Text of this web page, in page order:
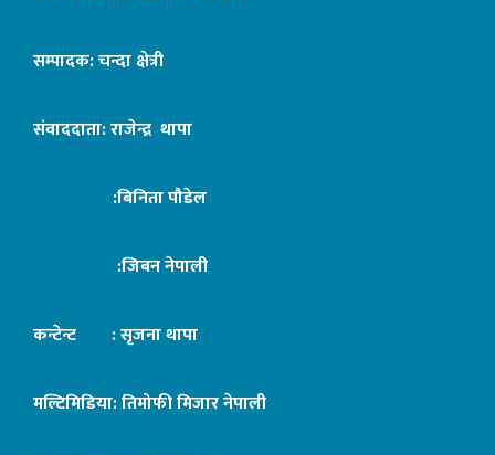
सम्पादक: चन्दा क्षेत्री
संवाददाता: राजेन्द्र थापा
:बिनिता पौडेल
:जिबन नेपाली
कन्टेन्ट : सृजना थापा
मल्टिमिडिया: तिमोफी मिजार नेपाली